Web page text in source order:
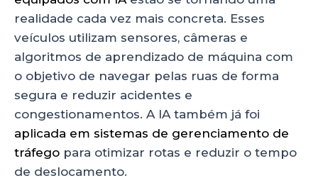
realidade cada vez mais concreta. Esses
veículos utilizam sensores, câmeras e
algoritmos de aprendizado de máquina com
o objetivo de navegar pelas ruas de forma
segura e reduzir acidentes e
congestionamentos. A IA também já foi
aplicada em sistemas de gerenciamento de
tráfego para otimizar rotas e reduzir o tempo
de deslocamento.